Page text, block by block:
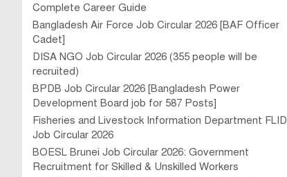
Complete Career Guide
Bangladesh Air Force Job Circular 2026 [BAF Officer
Cadet]
DISA NGO Job Circular 2026 (355 people will be
recruited)
BPDB Job Circular 2026 [Bangladesh Power
Development Board job for 587 Posts]
Fisheries and Livestock Information Department FLID
Job Circular 2026
BOESL Brunei Job Circular 2026: Government
Recruitment for Skilled & Unskilled Workers